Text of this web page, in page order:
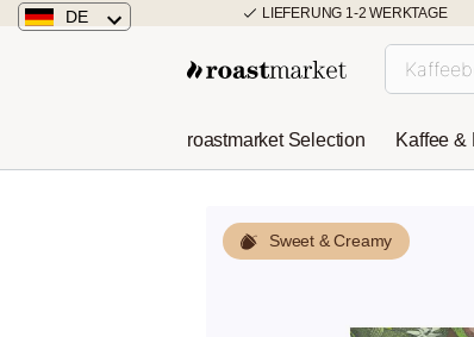
LIEFERUNG 1-2 WERKTAGE
DE
Niederlande
roastmarket Selection Kaffee &
Sweet & Creamy